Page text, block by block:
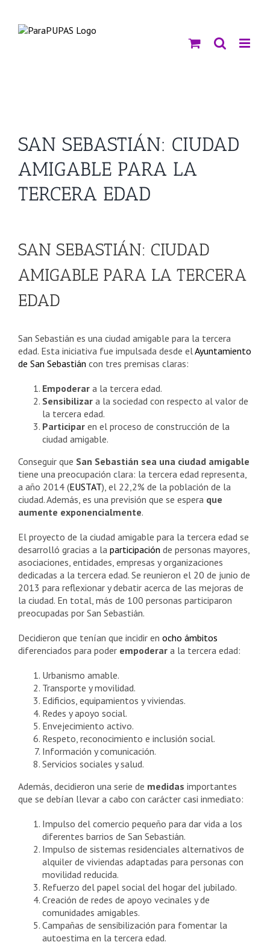
contenido
SAN SEBASTIÁN: CIUDAD
AMIGABLE PARA LA
TERCERA EDAD
más
SAN SEBASTIÁN: CIUDAD
AMIGABLE PARA LA TERCERA
EDAD
San Sebastián es una ciudad amigable para la tercera
edad. Esta iniciativa fue impulsada desde elAyuntamiento
de San Sebastián con tres premisas claras:
Empoderar a la tercera edad.
Sensibilizar a la sociedad con respecto al valor de
la tercera edad.
Participar en el proceso de construcción de la
ciudad amigable.
Conseguir que San Sebastián sea una ciudad amigable
tiene una preocupación clara: la tercera edad representa,
a año 2014 (EUSTAT), el 22,2% de la población de la
ciudad. Además, es una previsión que se espera que
aumente exponencialmente.
El proyecto de la ciudad amigable para la tercera edad se
desarrolló gracias a la participación de personas mayores,
asociaciones, entidades, empresas y organizaciones
dedicadas a la tercera edad. Se reunieron el 20 de junio de
2013 para reflexionar y debatir acerca de las mejoras de
la ciudad. En total, más de 100 personas participaron
preocupadas por San Sebastián.
Decidieron que tenían que incidir en ocho ámbitos
diferenciados para poder empoderar a la tercera edad:
Urbanismo amable.
Transporte y movilidad.
Edificios, equipamientos y viviendas.
Redes y apoyo social.
Envejecimiento activo.
Respeto, reconocimiento e inclusión social.
Información y comunicación.
Servicios sociales y salud.
Además, decidieron una serie de medidas importantes
que se debían llevar a cabo con carácter casi inmediato:
Impulso del comercio pequeño para dar vida a los
diferentes barrios de San Sebastián.
Impulso de sistemas residenciales alternativos de
alquiler de viviendas adaptadas para personas con
movilidad reducida.
Refuerzo del papel social del hogar del jubilado.
Creación de redes de apoyo vecinales y de
comunidades amigables.
Campañas de sensibilización para fomentar la
autoestima en la tercera edad.